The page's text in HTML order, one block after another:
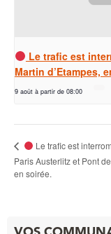
Le trafic est
Martin d’Etampes,
9 août à partir de 08:00
Le trafic est
Paris Austerlitz et Pont
en soirée.